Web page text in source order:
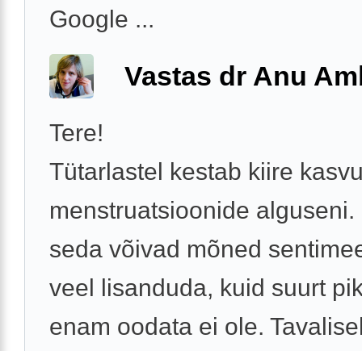
Google ...
Vastas dr Anu
Tere!
Tütarlastel kestab kiire
menstruatsioonide alguseni.
seda võivad mõned
veel lisanduda, kuid suurt
enam oodata ei ole.